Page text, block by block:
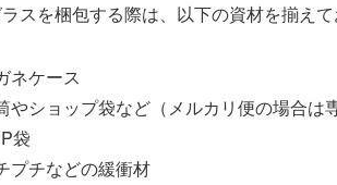
スを梱包する際は、以下の資材を揃えて
ネケース
やショップ袋など（メルカリ便の場合は
袋
プチなどの緩衝材